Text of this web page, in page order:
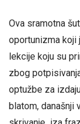
Ova sramotna
oportunizma koji
lekcije koju su
zbog
optužbe za
blatom,